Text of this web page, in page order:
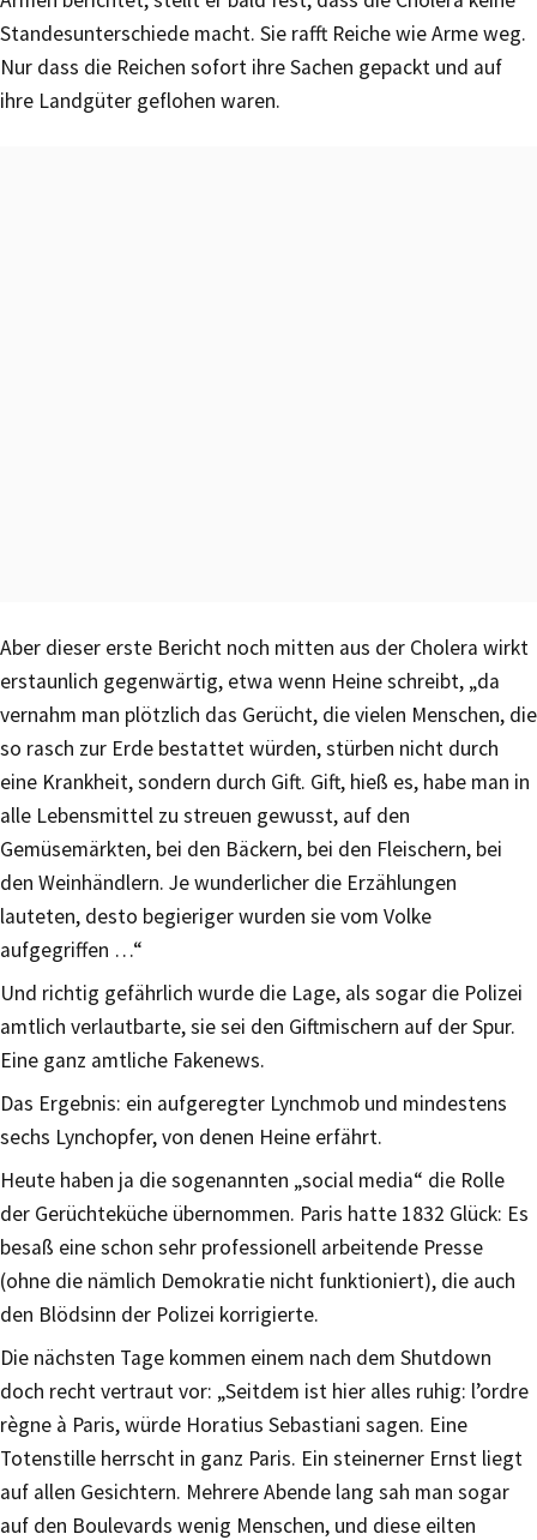
Standesunterschiede macht. Sie rafft Reiche wie Arme weg.
Nur dass die Reichen sofort ihre Sachen gepackt und auf
ihre Landgüter geflohen waren.
Aber dieser erste Bericht noch mitten aus der Cholera wirkt
erstaunlich gegenwärtig, etwa wenn Heine schreibt, „da
vernahm man plötzlich das Gerücht, die vielen Menschen, die
so rasch zur Erde bestattet würden, stürben nicht durch
eine Krankheit, sondern durch Gift. Gift, hieß es, habe man in
alle Lebensmittel zu streuen gewusst, auf den
Gemüsemärkten, bei den Bäckern, bei den Fleischern, bei
den Weinhändlern. Je wunderlicher die Erzählungen
lauteten, desto begieriger wurden sie vom Volke
aufgegriffen …“
Und richtig gefährlich wurde die Lage, als sogar die Polizei
amtlich verlautbarte, sie sei den Giftmischern auf der Spur.
Eine ganz amtliche Fakenews.
Das Ergebnis: ein aufgeregter Lynchmob und mindestens
sechs Lynchopfer, von denen Heine erfährt.
Heute haben ja die sogenannten „social media“ die Rolle
der Gerüchteküche übernommen. Paris hatte 1832 Glück: Es
besaß eine schon sehr professionell arbeitende Presse
(ohne die nämlich Demokratie nicht funktioniert), die auch
den Blödsinn der Polizei korrigierte.
Die nächsten Tage kommen einem nach dem Shutdown
doch recht vertraut vor: „Seitdem ist hier alles ruhig: l’ordre
règne à Paris, würde Horatius Sebastiani sagen. Eine
Totenstille herrscht in ganz Paris. Ein steinerner Ernst liegt
auf allen Gesichtern. Mehrere Abende lang sah man sogar
auf den Boulevards wenig Menschen, und diese eilten